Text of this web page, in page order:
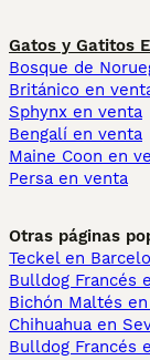
Gatos y Gatitos
Bosque de
Británico en
Sphynx en venta
Bengalí en venta
Maine Coon en
Persa en venta
Otras páginas
Teckel en
Bulldog Francés
Bichón Maltés
Chihuahua en
Bulldog Francés